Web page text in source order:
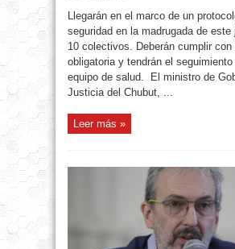
Llegarán en el marco de un
seguridad en la madrugada de este
10 colectivos. Deberán cumplir con
obligatoria y tendrán el seguimiento
equipo de salud. El ministro de
Justicia del Chubut, ...
Leer más »